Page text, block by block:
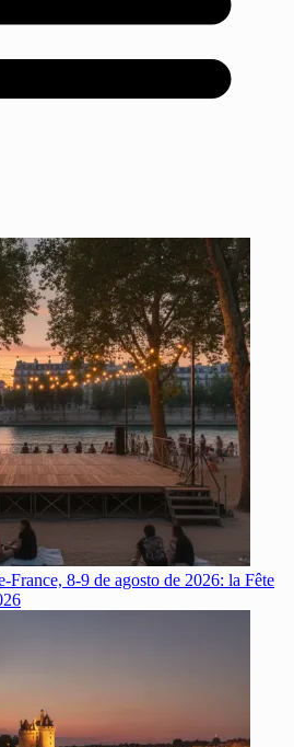
France, 8-9 de agosto de 2026: la Fête